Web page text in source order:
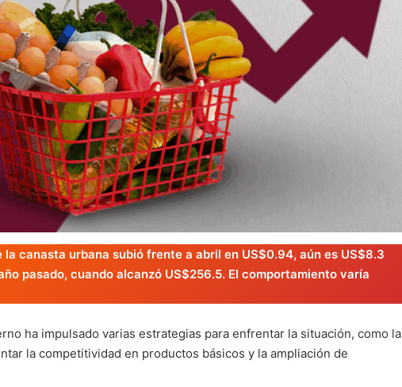
la canasta urbana subió frente a abril en US$0.94, aún es US$8.3
pasado, cuando alcanzó US$256.5. El comportamiento varía
ha impulsado varias estrategias para enfrentar la situación, como la
la competitividad en productos básicos y la ampliación de